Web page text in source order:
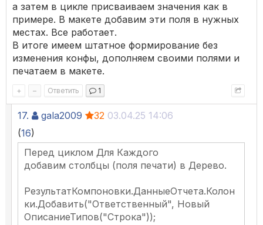
а затем в цикле присваиваем значения как в
примере. В макете добавим эти поля в нужных
местах. Все работает.
В итоге имеем штатное формирование без
изменения конфы, дополняем своими полями и
печатаем в макете.
+ – Ответить 1
17. gala2009 32 03.04.25 14:06
(16)
Перед циклом Для Каждого
добавим столбцы (поля печати) в Дерево.
РезультатКомпоновки.ДанныеОтчета.Колон
ки.Добавить("Ответственный", Новый
ОписаниеТипов("Строка"));